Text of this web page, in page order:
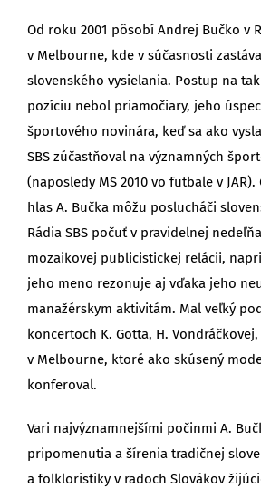
Od roku 2001 pôsobí Andrej Bučko v
v Melbourne, kde v súčasnosti
slovenského vysielania. Postup na
pozíciu nebol priamočiary, jeho
športového novinára, keď sa ako
SBS zúčastňoval na významných
(naposledy MS 2010 vo futbale v
hlas A. Bučka môžu poslucháči
Rádia SBS počuť v pravidelnej
mozaikovej publicistickej relácii,
jeho meno rezonuje aj vďaka jeho
manažérskym aktivitám. Mal veľký
koncertoch K. Gotta, H. Vondráčkovej,
v Melbourne, ktoré ako skúsený
konferoval.
Vari najvýznamnejšími počinmi A.
pripomenutia a šírenia tradičnej
a folkloristiky v radoch Slovákov